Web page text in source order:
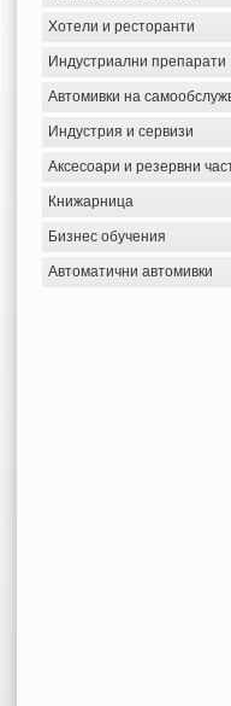
Хотели и ресторанти
Индустриални препарати
Автомивки на
Индустрия и сервизи
Аксесоари и резервни
Книжарница
Бизнес обучения
Автоматични автомивки